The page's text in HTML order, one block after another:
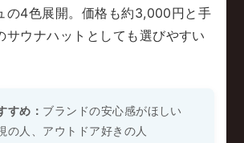
の4色展開。価格も約3,000円と手
サウナハットとしても選びやすい
すめ： ブランドの安心感がほしい
の人、アウトドア好きの人